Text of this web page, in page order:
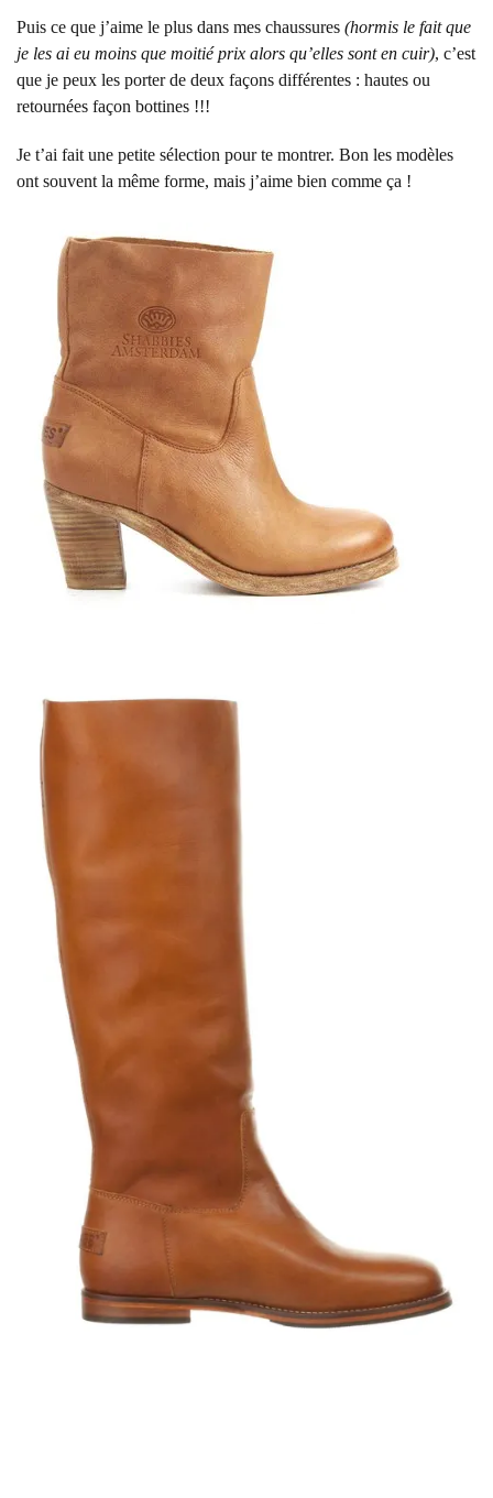
Puis ce que j’aime le plus dans mes chaussures (hormis le fait que
je les ai eu moins que moitié prix alors qu’elles sont en cuir), c’est
que je peux les porter de deux façons différentes : hautes ou
retournées façon bottines !!!
Je t’ai fait une petite sélection pour te montrer. Bon les modèles
ont souvent la même forme, mais j’aime bien comme ça !